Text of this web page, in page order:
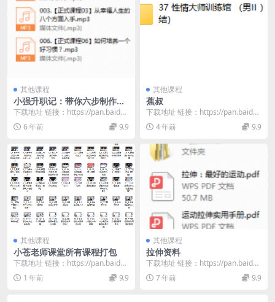
其他课程
小强升职记：带你六步制作可
实现的年度计划（完结）
下载地址 链接：https://pan.baidu.
com/s/1GrLNx0_...
6 年前 9.9
其他课程
蕉叔
下载地址 链接：https://pan.baidu.
com/s/1PjusrbS...
4 年前 9.9
其他课程
小苍老师课堂所有课程打包
下载地址 链接：https://pan.baidu.
com/s/1vQ7jXn-...
1 年前 9.9
其他课程
拉伸资料
下载地址 链接：https://pan.baidu.
com/s/1c4uK_hF...
7 年前 9.9